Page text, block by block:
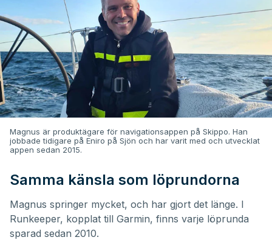
Magnus är produktägare för navigationsappen på Skippo. Han
jobbade tidigare på Eniro på Sjön och har varit med och utvecklat
appen sedan 2015.
Samma känsla som löprundorna
Magnus springer mycket, och har gjort det länge. I
Runkeeper, kopplat till Garmin, finns varje löprunda
sparad sedan 2010.